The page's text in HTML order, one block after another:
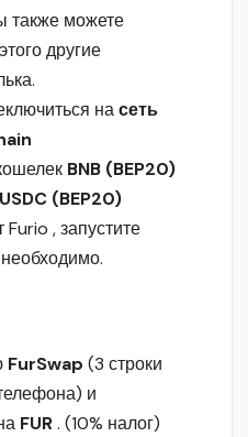
можете
другие
насеть
BNB (BEP20)
USDC (BEP20)
, запустите
FurSwap (3 строки
и
FUR. (10% налог)